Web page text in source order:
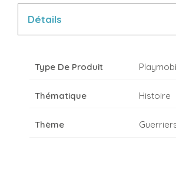
Détails
Type De Produit
Thématique Histoire
Thème